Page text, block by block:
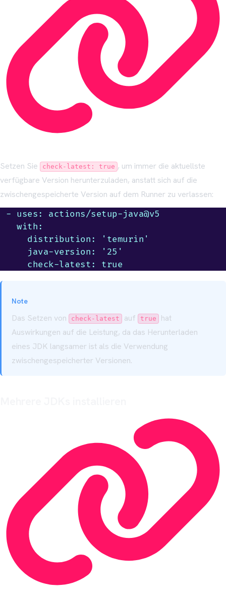
Setzen Sie check-latest: true , um immer die aktuellste
verfügbare Version herunterzuladen, anstatt sich auf die
zwischengespeicherte Version auf dem Runner zu verlassen:
- uses: actions/setup-java@v5
  with:
    distribution: 'temurin'
    java-version: '25'
    check-latest: true
Note
Das Setzen von check-latest auf true hat
Auswirkungen auf die Leistung, da das Herunterladen
eines JDK langsamer ist als die Verwendung
zwischengespeicherter Versionen.